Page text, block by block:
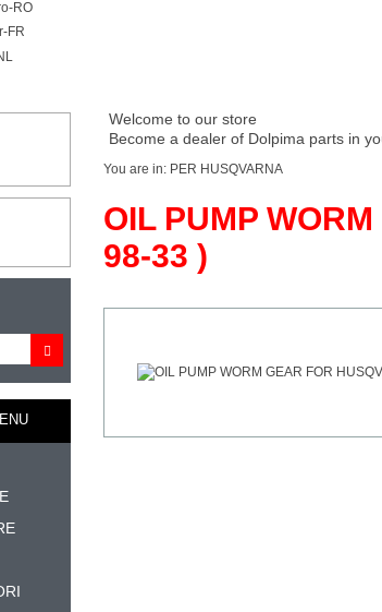
Welcome to our store
Become a dealer of Dolpima parts in
You are in: PER HUSQVARNA
OIL PUMP
98-33 )